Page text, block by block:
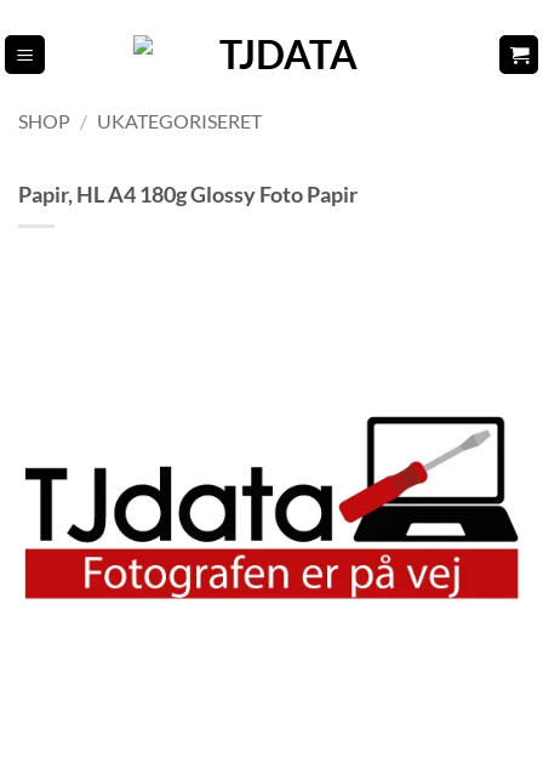
til
indhold
SHOP / UKATEGORISERET
Papir, HL A4 180g Glossy Foto Papir